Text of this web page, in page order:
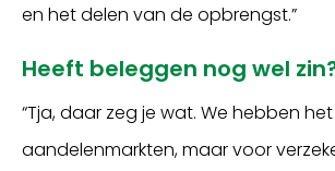
en het delen van de opbrengst.”
Heeft beleggen nog wel
“Tja, daar zeg je wat. We hebben
aandelenmarkten, maar voor